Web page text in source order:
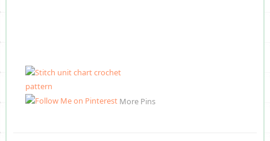
More Pins